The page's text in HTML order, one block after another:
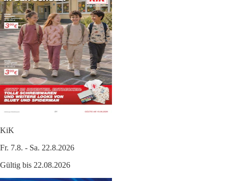
KiK
Fr. 7.8. - Sa. 22.8.2026
Gültig bis 22.08.2026